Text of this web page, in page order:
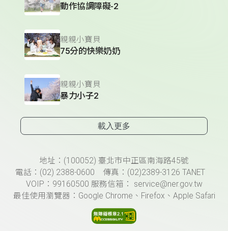
動作協調障礙-2
親親小寶貝
75分的快樂奶奶
親親小寶貝
暴力小子2
載入更多
頁尾資訊地址：(100052) 臺北市中正區南海路45號
電話：(02) 2388-0600 傳真：(02)2389-3126 TANET
VOIP：99160500 服務信箱： service@ner.gov.tw
最佳使用瀏覽器：Google Chrome、Firefox、Apple Safari